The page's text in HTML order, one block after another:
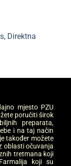
Direktna
mjesto PZU
poručiti širok
preparata,
i na taj način
također možete
oblasti očuvanja
tretmana koji
koji su